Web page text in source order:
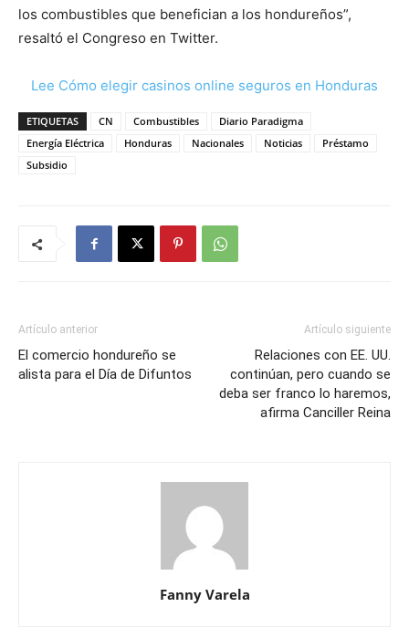
los combustibles que benefician a los hondureños”,
resaltó el Congreso en Twitter.
Lee Cómo elegir casinos online seguros en Honduras
ETIQUETAS CN Combustibles
Diario Paradigma
Energía Eléctrica
Honduras Nacionales Noticias
Préstamo
Subsidio
Artículo anterior
El comercio hondureño se
alista para el Día de Difuntos
Artículo siguiente
Relaciones con EE. UU.
continúan, pero cuando se
deba ser franco lo haremos,
afirma Canciller Reina
Fanny Varela